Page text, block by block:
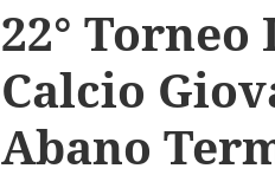
22°
Calcio
Abano